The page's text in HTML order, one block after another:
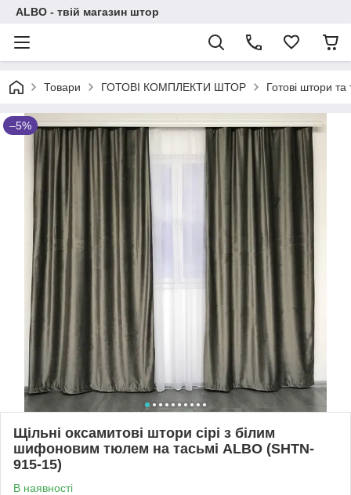
ALBO - твій магазин штор
Товари ГОТОВІ КОМПЛЕКТИ ШТОР Готові штори та
–5%
Щільні оксамитові штори сірі з білим
шифоновим тюлем на тасьмі ALBO (SHTN-
915-15)
В наявності